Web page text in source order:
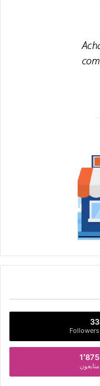
33
Followers
1٬875
متابعون